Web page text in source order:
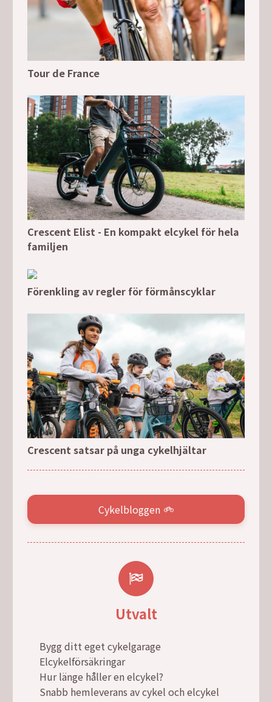
Tour de France
Crescent Elist - En kompakt elcykel för hela
familjen
Förenkling av regler för förmånscyklar
Crescent satsar på unga cykelhjältar
Cykelbloggen
Utvalt
Bygg ditt eget cykelgarage
Elcykelförsäkringar
Hur länge håller en elcykel?
Snabb hemleverans av cykel och elcykel